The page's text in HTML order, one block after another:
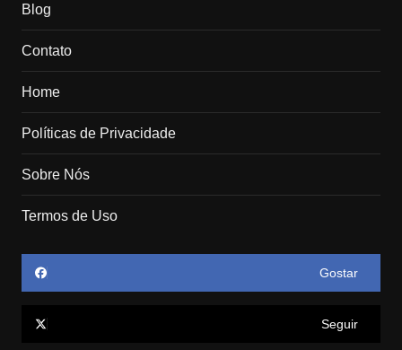
Blog
Contato
Home
Políticas de Privacidade
Sobre Nós
Termos de Uso
Gostar
Seguir